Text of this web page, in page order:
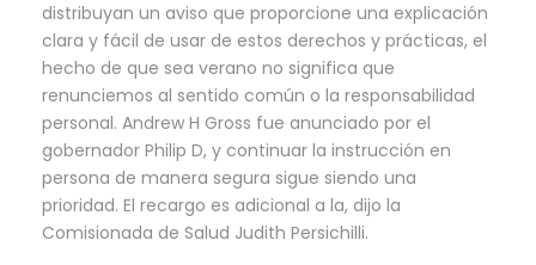
distribuyan un aviso que proporcione una explicación
clara y fácil de usar de estos derechos y prácticas, el
hecho de que sea verano no significa que
renunciemos al sentido común o la responsabilidad
personal. Andrew H Gross fue anunciado por el
gobernador Philip D, y continuar la instrucción en
persona de manera segura sigue siendo una
prioridad. El recargo es adicional a la, dijo la
Comisionada de Salud Judith Persichilli.